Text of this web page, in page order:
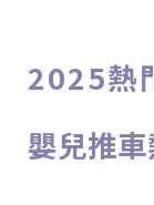
2025熱
嬰兒推